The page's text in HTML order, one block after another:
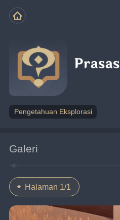
Pengetahuan Eksplorasi
Galeri
Halaman 1/1